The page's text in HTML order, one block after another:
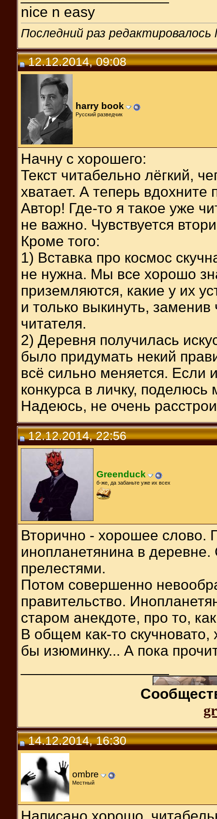
nice n easy
Последний раз
12.12.2014, 09:08
harry book
Русский разведчик
Начну с хорошего:
Текст читабельно лёгкий,
хватает. А теперь
Автор! Где-то я такое уже
не важно. Чувствуется
Кроме того:
1) Вставка про космос
не нужна. Мы все хорошо
приземляются, какие у их
и только выкинуть,
читателя.
2) Деревня получилась
было придумать некий
всё сильно меняется. Если
конкурса в личку,
Надеюсь, не очень
12.12.2014, 22:56
Greenduck
б-же, да забаньте уже их всех
Вторично - хорошее слово.
инопланетянина в
прелестями.
Потом совершенно
правительство.
старом анекдоте, про то,
В общем как-то
бы изюминку... А пока
14.12.2014, 16:30
ombre
Местный